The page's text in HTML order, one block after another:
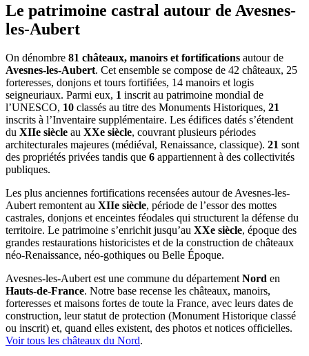
Le patrimoine castral autour de Avesnes-
les-Aubert
On dénombre 81 châteaux, manoirs et fortifications autour de
Avesnes-les-Aubert. Cet ensemble se compose de 42 châteaux, 25
forteresses, donjons et tours fortifiées, 14 manoirs et logis
seigneuriaux. Parmi eux, 1 inscrit au patrimoine mondial de
l’UNESCO, 10 classés au titre des Monuments Historiques, 21
inscrits à l’Inventaire supplémentaire. Les édifices datés s’étendent
du XIIe siècle au XXe siècle, couvrant plusieurs périodes
architecturales majeures (médiéval, Renaissance, classique). 21 sont
des propriétés privées tandis que 6 appartiennent à des collectivités
publiques.
Les plus anciennes fortifications recensées autour de Avesnes-les-
Aubert remontent au XIIe siècle, période de l’essor des mottes
castrales, donjons et enceintes féodales qui structurent la défense du
territoire. Le patrimoine s’enrichit jusqu’au XXe siècle, époque des
grandes restaurations historicistes et de la construction de châteaux
néo-Renaissance, néo-gothiques ou Belle Époque.
Avesnes-les-Aubertest une commune du départementNord en
Hauts-de-France. Notre base recense les châteaux, manoirs,
forteresses et maisons fortes de toute la France, avec leurs dates de
construction, leur statut de protection (Monument Historique classé
ou inscrit) et, quand elles existent, des photos et notices officielles.
Voir tous les châteaux du Nord.